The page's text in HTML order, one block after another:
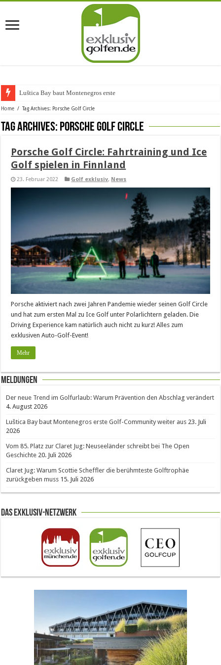
Luštica Bay baut Montenegros erste Golf
Home / Tag Archives: Porsche Golf Circle
Tag Archives: Porsche Golf Circle
Porsche Golf Circle: Fahrtraining und Ice
Golf spielen in Finnland
23. Februar 2022 Golf exklusiv, News
Porsche aktiviert nach zwei Jahren Pandemie wieder seinen Golf Circle
und hat zum ersten Mal zu Ice Golf unter Polarlichtern geladen. Die
Driving Experience kam natürlich auch nicht zu kurz! Alles zum
exklusiven Auto-Golf-Event!
Mehr
Meldungen
Der neue Trend im Golfurlaub: Warum Prävention den Abschlag verändert
4. August 2026
Luštica Bay baut Montenegros erste Golf-Community weiter aus 23. Juli
2026
Vom 85. Platz zur Claret Jug: Neuseeländer schreibt bei The Open
Geschichte 20. Juli 2026
Claret Jug: Warum Scottie Scheffler die berühmteste Golftrophäe
zurückgeben muss 15. Juli 2026
Das Exklusiv-Netzwerk